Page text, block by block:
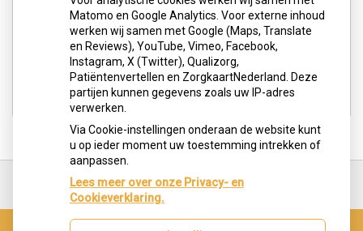
Hengelolaan 183c
2545 JG Den Haag
0703291613
info@tandartspraktijkoralart.nl
de
Matomo en Google Analytics. Voor externe inhoud
werken wij samen met Google (Maps, Translate
en Reviews), YouTube, Vimeo, Facebook,
Instagram, X (Twitter), Qualizorg,
Patiëntenvertellen en ZorgkaartNederland. Deze
partijen kunnen gegevens zoals uw IP-adres
verwerken.
Via Cookie-instellingen onderaan de website kunt
u op ieder moment uw toestemming intrekken of
aanpassen.
Lees meer over onze Privacy- en
Cookieverklaring.